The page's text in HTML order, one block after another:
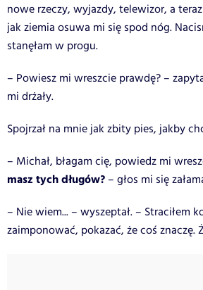
nowe rzeczy, wyjazdy, telewizor, a
jak ziemia osuwa mi się spod nóg.
stanęłam w progu.
– Powiesz mi wreszcie prawdę? –
mi drżały.
Spojrzał na mnie jak zbity pies, jakby
– Michał, błagam cię, powiedz mi
masz tych długów? – głos mi się
– Nie wiem... – wyszeptał. – Straciłem
zaimponować, pokazać, że coś znaczę.